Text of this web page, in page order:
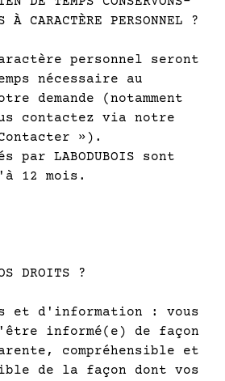
À CARACTÈRE PERSONNEL ?
personnel seront
nécessaire au
demande (notamment
contactez via notre
»).
par LABODUBOIS sont
12 mois.
DROITS ?
et d'information : vous
informé(e) de façon
compréhensible et
de la façon dont vos